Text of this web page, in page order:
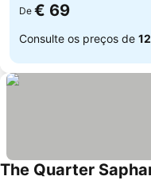
De € 69
Consulte os preços de
The Quarter